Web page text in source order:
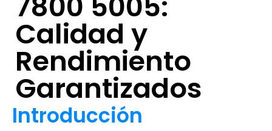
Calidad y
Rendimiento
Garantizados
Introducción